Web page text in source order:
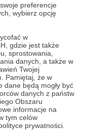
preferencje
wybierz opcję
w
gdzie jest także
sprostowania,
danych, a także w
Twojej
Pamiętaj, że w
dane będą mogły być
danych z państw
Obszaru
informacje na
tym celów
prywatności.
Kniazie Zimna wojna